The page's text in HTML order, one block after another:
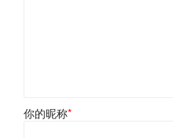
你的昵称*